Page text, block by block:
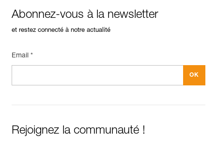
Abonnez-vous à la newsletter
et restez connecté à notre actualité
Email *
Rejoignez la communauté !